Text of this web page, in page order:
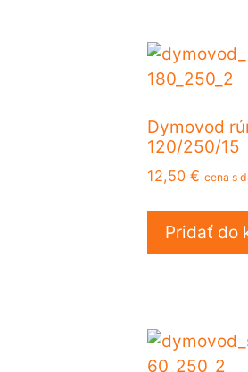
Dymovod
120/250/15
12,50 € cena s
Pridať do